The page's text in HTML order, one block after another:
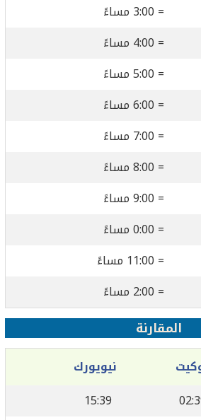
= 3:00 مساءً
= 4:00 مساءً
= 5:00 مساءً
= 6:00 مساءً
= 7:00 مساءً
= 8:00 مساءً
= 9:00 مساءً
= 0:00 مساءً
= 11:00 مساءً
= 2:00 مساءً
المقارنة
نيويورك
15:39